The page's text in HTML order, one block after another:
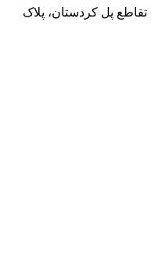
تقاطع پل کردستان، پلاک